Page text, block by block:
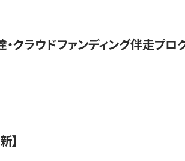
クラウドファンディング伴走プロ
】